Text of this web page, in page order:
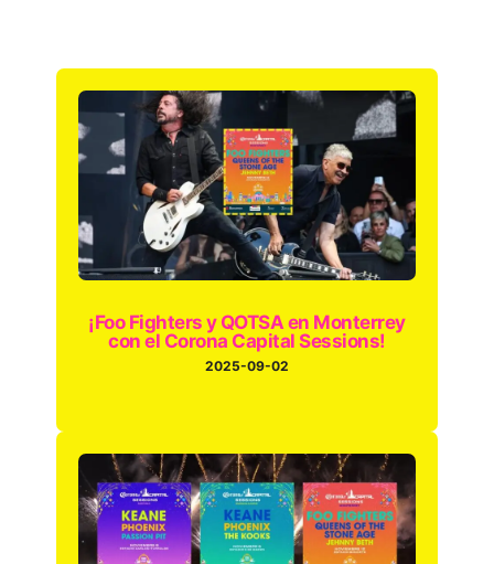
¡Foo Fighters y QOTSA en Monterrey
con el Corona Capital Sessions!
2025-09-02